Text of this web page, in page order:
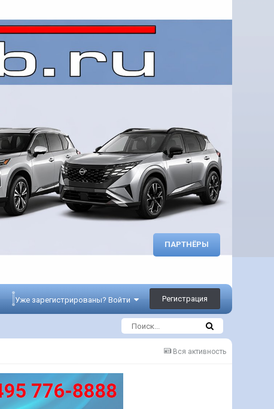
ПАРТНЁРЫ
Уже зарегистрированы? Войти Регистрация
Вся активность